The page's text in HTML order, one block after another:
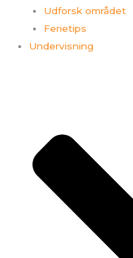
Udforsk området
Ferietips​
Undervisning